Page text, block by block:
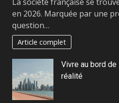
en 2026. Marquée par une
question…
Article complet
Vivre au bord de
réalité